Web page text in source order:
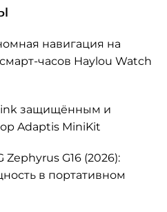
навигация на
часов Haylou Watch
защищённым и
Adaptis MiniKit
Zephyrus G16 (2026):
в портативном